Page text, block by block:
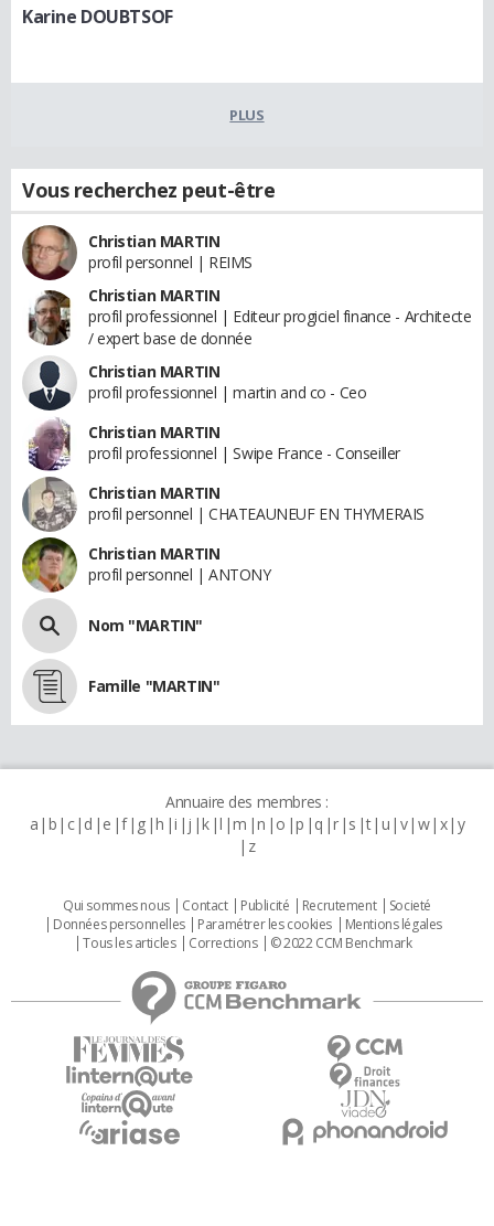
Karine DOUBTSOF
PLUS
Vous recherchez peut-être
Christian MARTIN
profil personnel | REIMS
Christian MARTIN
profil professionnel | Editeur progiciel finance - Architecte
/ expert base de donnée
Christian MARTIN
profil professionnel | martin and co - Ceo
Christian MARTIN
profil professionnel | Swipe France - Conseiller
Christian MARTIN
profil personnel | CHATEAUNEUF EN THYMERAIS
Christian MARTIN
profil personnel | ANTONY
Nom "MARTIN"
Famille "MARTIN"
Annuaire des membres :
a b c d e f g h i j k l m n o p q r s t u v w x y
z
Qui sommes nous Contact Publicité Recrutement
Societé
Données personnelles
Paramétrer les cookies
Mentions légales
Tous les articles
Corrections © 2022 CCM Benchmark